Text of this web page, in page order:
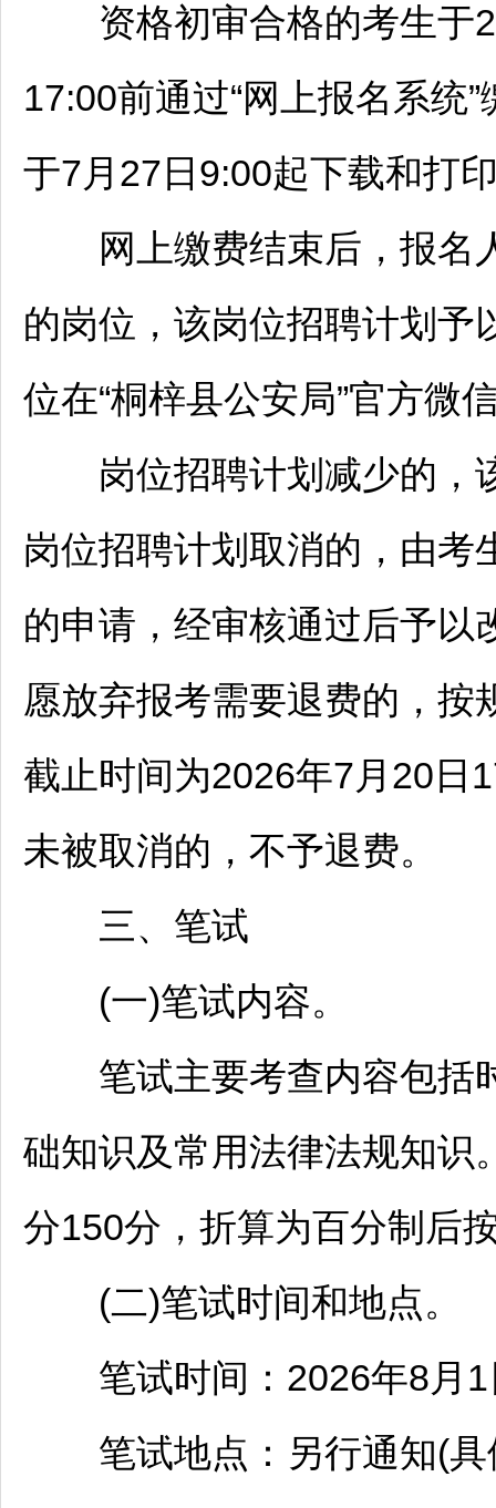
资格初审合格的考生于
17:00前通过“网上报名系统
于7月27日9:00起下载和打
网上缴费结束后，报名
的岗位，该岗位招聘计划予
位在“桐梓县公安局”官方微
岗位招聘计划减少的，
岗位招聘计划取消的，由考
的申请，经审核通过后予以
愿放弃报考需要退费的，按
截止时间为2026年7月20日
未被取消的，不予退费。
三、笔试
(一)笔试内容。
笔试主要考查内容包括
础知识及常用法律法规知识
分150分，折算为百分制后
(二)笔试时间和地点。
笔试时间：2026年8月1
笔试地点：另行通知(具